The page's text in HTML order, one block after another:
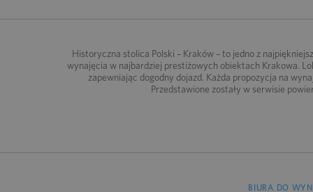
Historyczna stolica Polski – Kraków – to jedno z
wynajęcia w najbardziej prestiżowych obiektach Krakowa.
zapewniając dogodny dojazd. Każda propozycja na
Przedstawione zostały w serwisie
BIURA DO